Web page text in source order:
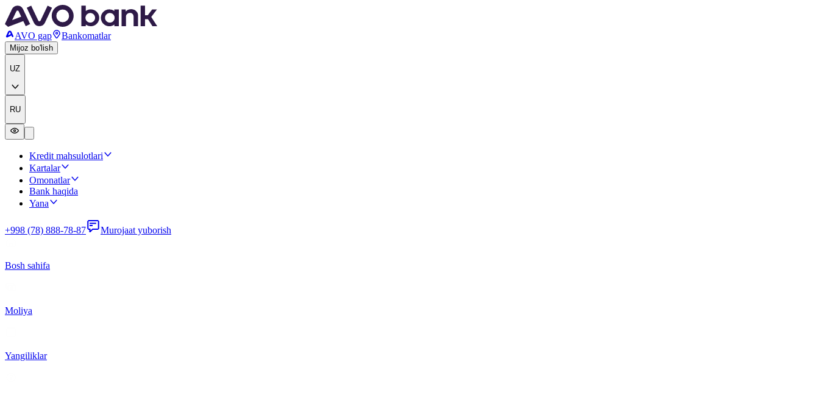
AVO gap Bankomatlar
Mijoz bo'lish
UZ
RU
Kredit mahsulotlari
Kartalar
Omonatlar
Bank haqida
Yana
+998 (78) 888-78-87 Murojaat yuborish
Bosh sahifa
Moliya
Yangiliklar